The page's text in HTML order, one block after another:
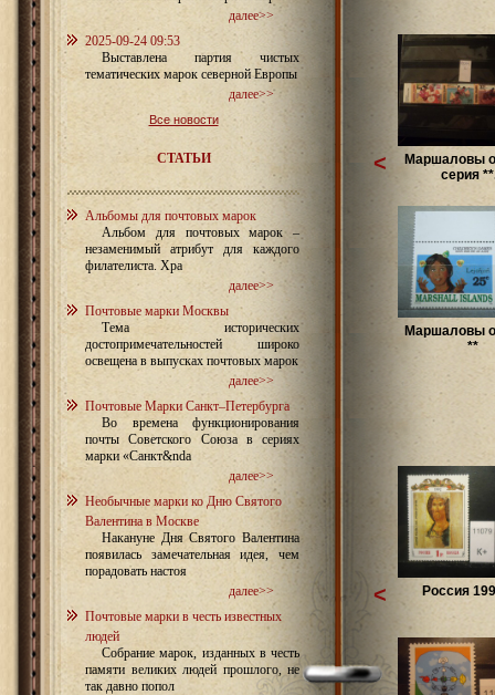
далее>>
2025-09-24 09:53
Выставлена партия чистых
тематических марок северной Европы
далее>>
Все новости
СТАТЬИ
Альбомы для почтовых марок
Альбом для почтовых марок –
незаменимый атрибут для каждого
филателиста. Хра
далее>>
Почтовые марки Москвы
Тема исторических
достопримечательностей широко
освещена в выпусках почтовых марок
далее>>
Почтовые Марки Санкт–Петербурга
Во времена функционирования
почты Советского Союза в сериях
марки «Санкт&nda
далее>>
Необычные марки ко Дню Святого
Валентина в Москве
Накануне Дня Святого Валентина
появилась замечательная идея, чем
порадовать настоя
далее>>
Почтовые марки в честь известных
людей
Собрание марок, изданных в честь
памяти великих людей прошлого, не
так давно попол
Маршаловы
серия
Маршаловы
**
<
Россия
<